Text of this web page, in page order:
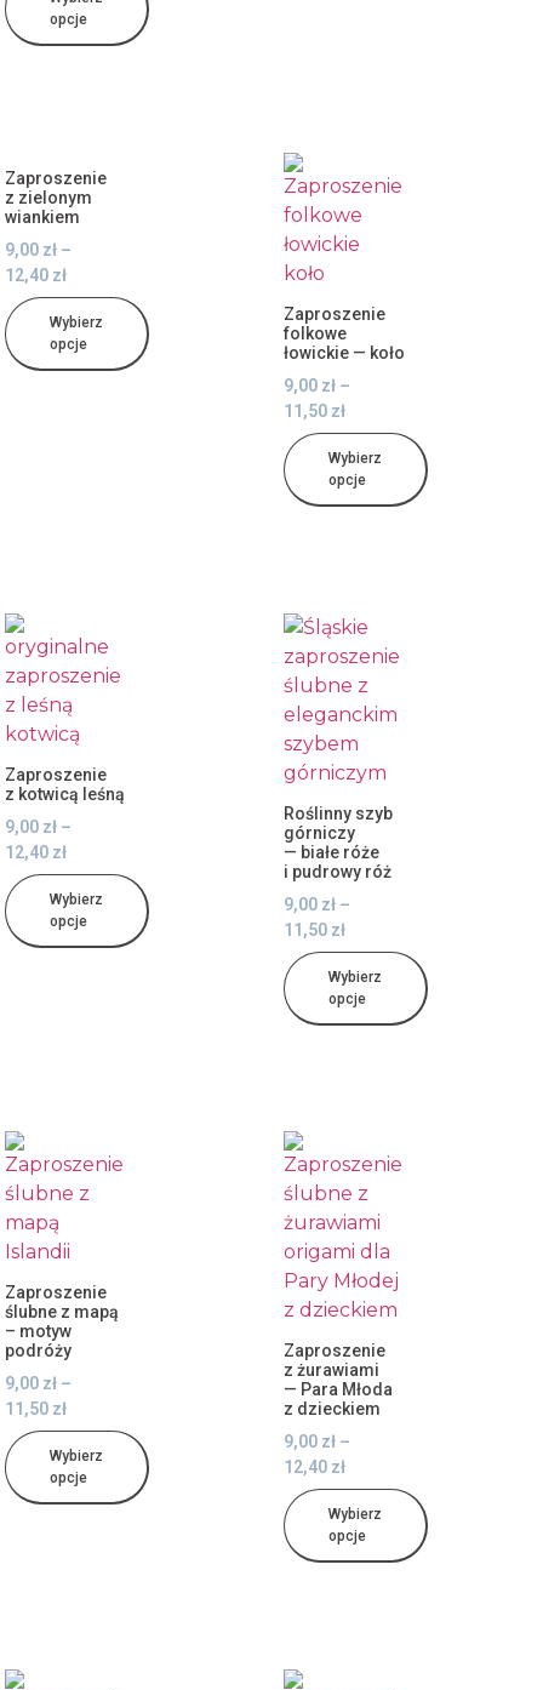
opcje
Zaproszenie
z zielonym
wiankiem
9,00 zł –
12,40 zł
Wybierz
opcje
Zaproszenie
folkowe
łowickie — koło
9,00 zł –
11,50 zł
Wybierz
opcje
Zaproszenie
z kotwicą leśną
9,00 zł –
12,40 zł
Wybierz
opcje
Roślinny szyb
górniczy
— białe róże
i pudrowy róż
9,00 zł –
11,50 zł
Wybierz
opcje
Zaproszenie
ślubne z mapą
– motyw
podróży
9,00 zł –
11,50 zł
Wybierz
opcje
Zaproszenie
z żurawiami
— Para Młoda
z dzieckiem
9,00 zł –
12,40 zł
Wybierz
opcje